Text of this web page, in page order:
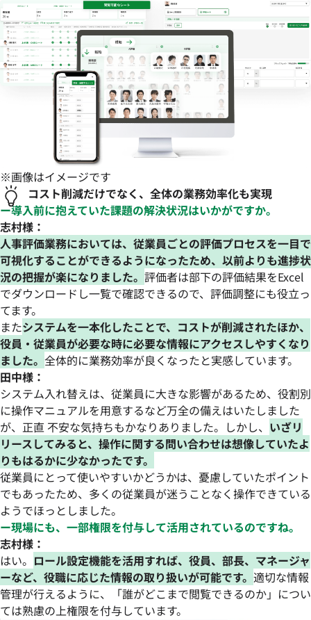
※画像はイメージです
コスト削減だけでなく、全体の業務効率化も実現
ー導入前に抱えていた課題の解決状況はいかがですか。
志村様：
人事評価業務においては、従業員ごとの評価プロセスを一目で
可視化することができるようになったため、以前よりも進捗状
況の把握が楽になりました。 評価者は部下の評価結果をExcel
でダウンロードし一覧で確認できるので、評価調整にも役立っ
てます。
またシステムを一本化したことで、コストが削減されたほか、
役員・従業員が必要な時に必要な情報にアクセスしやすくなり
ました。 全体的に業務効率が良くなったと実感しています。
田中様：
システム入れ替えは、従業員に大きな影響があるため、役割別
に操作マニュアルを用意するなど万全の備えはいたしました
が、正直 不安な気持ちもかなりありました。しかし、 いざリ
リースしてみると、操作に関する問い合わせは想像していたよ
りもはるかに少なかったです。
従業員にとって使いやすいかどうかは、憂慮していたポイント
でもあったため、多くの従業員が迷うことなく操作できている
ようでほっとしました。
ー現場にも、一部権限を付与して活用されているのですね。
志村様：
はい。 ロール設定機能を活用すれば、役員、部長、マネージャ
ーなど、役職に応じた情報の取り扱いが可能です。 適切な情報
管理が行えるように、「誰がどこまで閲覧できるのか」につい
ては熟慮の上権限を付与しています。